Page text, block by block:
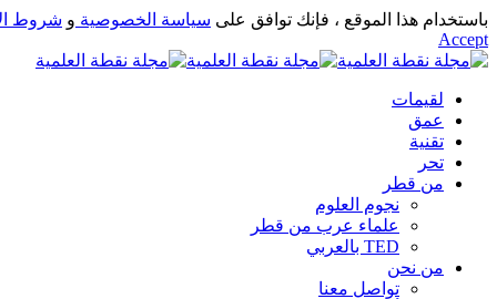
باستخدام هذا الموقع ، فإنك توافق على سياسة الخصوصية و شروط
Accept
لقيمات
عمق
تقنية
تحر
من قطر
نجوم العلوم
علماء عرب من قطر
TED بالعربي
من نحن
تواصل معنا